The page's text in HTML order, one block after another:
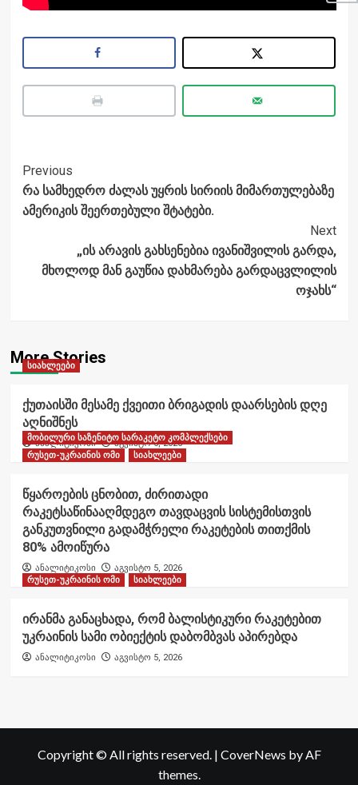
Post
Navigation
Previous
რა სამხედრო ძალას უყრის სირიის მიმართულებაზე
ამერიკის შეერთებული შტატები.
Next
„ის არავის გახსენებია ივანიშვილის გარდა,
მხოლოდ მან გაუწია დახმარება გარდაცვლილის
ოჯახს“
More Stories
სიახლეები
ქუთაისში მესამე ქვეითი ბრიგადის დაარსების დღე
აღნიშნეს
ანალიტიკოსი აგვისტო 6, 2026
მობილური საზენიტო სარაკეტო კომპლექსები
რუსეთ-უკრაინის ომი
სიახლეები
წყაროების ცნობით, ძირითადი
რაკეტსაწინააღმდეგო თავდაცვის სისტემისთვის
განკუთვნილი გადამჭრელი რაკეტების თითქმის
80% ამოიწურა
ანალიტიკოსი
აგვისტო 5, 2026
რუსეთ-უკრაინის ომი
სიახლეები
ირანმა განაცხადა, რომ ბალისტიკური რაკეტებით
უკრაინის სამი ობიექტის დაბომბვას აპირებდა
ანალიტიკოსი აგვისტო 5, 2026
Copyright © All rights reserved. | CoverNews by AF
themes.